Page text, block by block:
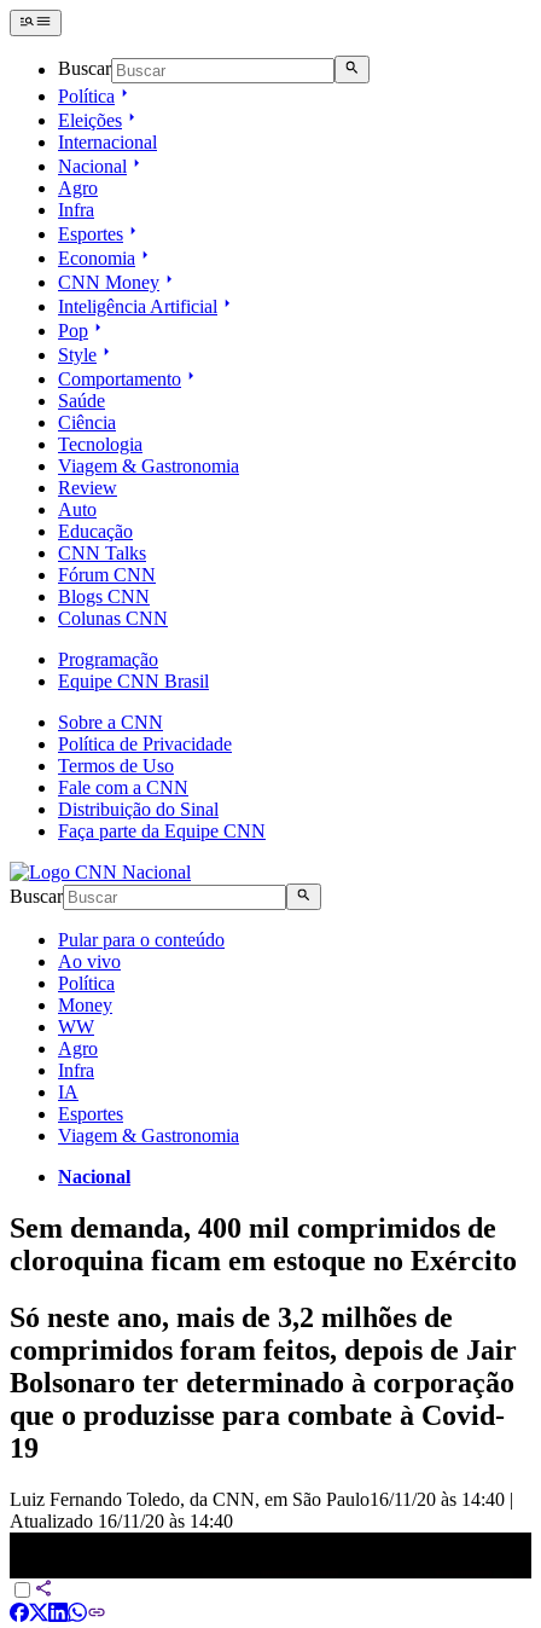
Buscar
Política
Eleições
Internacional
Nacional
Agro
Infra
Esportes
Economia
CNN Money
Inteligência Artificial
Pop
Style
Comportamento
Saúde
Ciência
Tecnologia
Viagem & Gastronomia
Review
Auto
Educação
CNN Talks
Fórum CNN
Blogs CNN
Colunas CNN
Programação
Equipe CNN Brasil
Sobre a CNN
Política de Privacidade
Termos de Uso
Fale com a CNN
Distribuição do Sinal
Faça parte da Equipe CNN
Buscar
Pular para o conteúdo
Ao vivo
Política
Money
WW
Agro
Infra
IA
Esportes
Viagem & Gastronomia
Nacional
Sem demanda, 400 mil comprimidos de
cloroquina ficam em estoque no Exército
Só neste ano, mais de 3,2 milhões de
comprimidos foram feitos, depois de Jair
Bolsonaro ter determinado à corporação
que o produzisse para combate à Covid-
19
Luiz Fernando Toledo, da CNN, em São Paulo16/11/20 às 14:40 |
Atualizado 16/11/20 às 14:40